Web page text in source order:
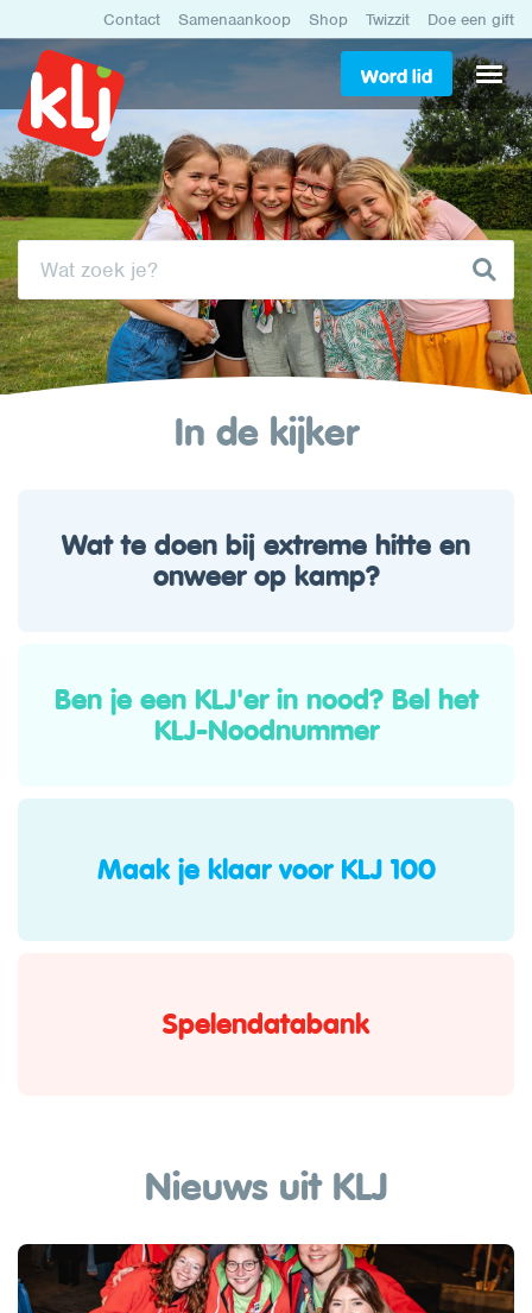
Contact Samenaankoop Shop Twizzit Doe een gift
Word lid
In de kijker
Wat te doen bij extreme hitte en
onweer op kamp?
Ben je een KLJ'er in nood? Bel het
KLJ-Noodnummer
Maak je klaar voor KLJ 100
Spelendatabank
Nieuws uit KLJ